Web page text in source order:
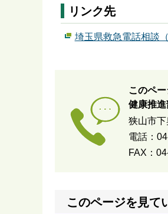
リンク先
埼玉県救急電話相談
このペ
健康推
狭山市
電話：
FAX：
このページを見て